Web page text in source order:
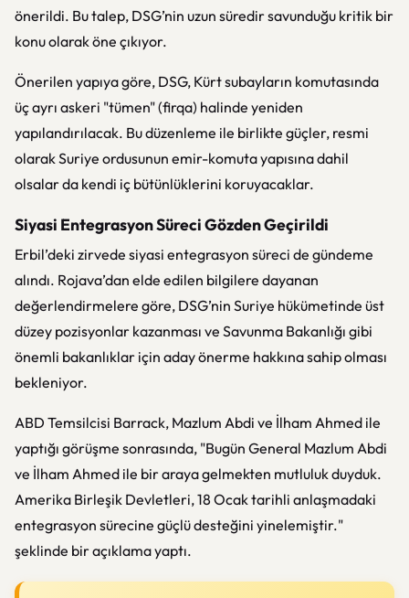
önerildi. Bu talep, DSG’nin uzun süredir savunduğu kritik bir
konu olarak öne çıkıyor.
Önerilen yapıya göre, DSG, Kürt subayların komutasında
üç ayrı askeri "tümen" (firqa) halinde yeniden
yapılandırılacak. Bu düzenleme ile birlikte güçler, resmi
olarak Suriye ordusunun emir-komuta yapısına dahil
olsalar da kendi iç bütünlüklerini koruyacaklar.
Siyasi Entegrasyon Süreci Gözden Geçirildi
Erbil’deki zirvede siyasi entegrasyon süreci de gündeme
alındı. Rojava’dan elde edilen bilgilere dayanan
değerlendirmelere göre, DSG’nin Suriye hükümetinde üst
düzey pozisyonlar kazanması ve Savunma Bakanlığı gibi
önemli bakanlıklar için aday önerme hakkına sahip olması
bekleniyor.
ABD Temsilcisi Barrack, Mazlum Abdi ve İlham Ahmed ile
yaptığı görüşme sonrasında, "Bugün General Mazlum Abdi
ve İlham Ahmed ile bir araya gelmekten mutluluk duyduk.
Amerika Birleşik Devletleri, 18 Ocak tarihli anlaşmadaki
entegrasyon sürecine güçlü desteğini yinelemiştir."
şeklinde bir açıklama yaptı.